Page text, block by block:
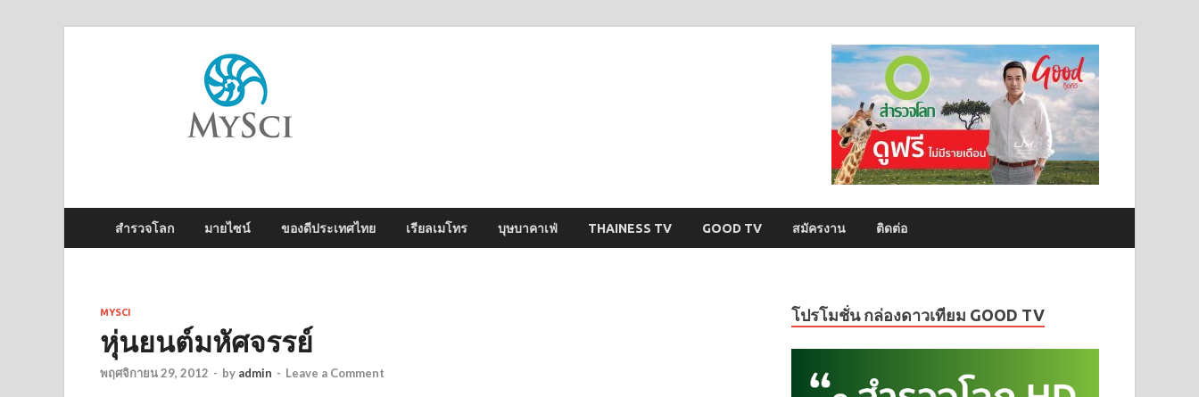
สำรวจโลก มายไซน์ ของดีประเทศไทย เรียลเมโทร บุษบาคาเฟ่ THAINESS TV GOOD TV สมัครงาน ติดต่อ
MYSCI
หุ่นยนต์มหัศจรรย์
พฤศจิกายน 29, 2012 - by admin - Leave a Comment
โปรโมชั่น กล่องดาวเทียม GOOD TV